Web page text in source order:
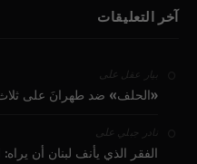
آخر التعليقات
بيار عقل على
«الحلف» ضد طهرانَ على
نادر جبلي على
الفقر الذي يأنف لبنان أن